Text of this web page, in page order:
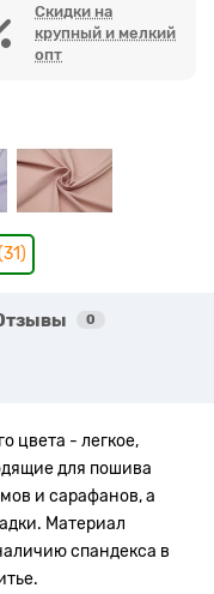
Скидки на
крупный и мелкий
опт
0
цвета - легкое,
для пошива
и сарафанов, а
Материал
спандекса в